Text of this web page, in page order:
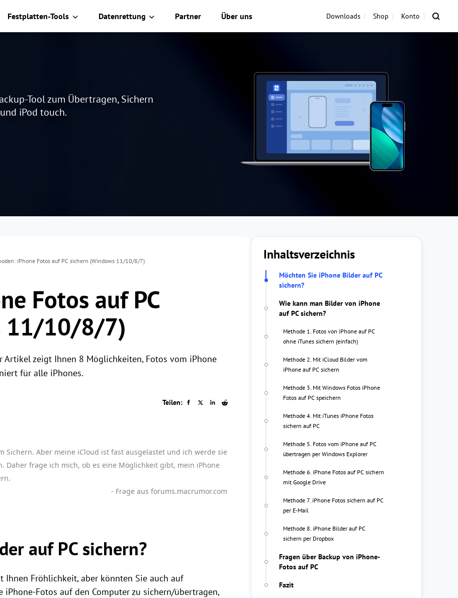
Festplatten-Tools Datenrettung Partner Über uns Downloads Shop Konto
Tool zum Übertragen, Sichern
iPod touch.
iPhone Fotos auf PC sichern (Windows 11/10/8/7)
Fotos auf PC
11/10/8/7)
Artikel zeigt Ihnen 8 Möglichkeiten, Fotos vom iPhone
für alle iPhones.
Teilen:
Sichern. Aber meine iCloud ist fast ausgelastet und ich werde sie
Daher frage ich mich, ob es eine Möglichkeit gibt, mein iPhone
- Frage aus forums.macrumor.com
auf PC sichern?
Ihnen Fröhlichkeit, aber könnten Sie auch auf
iPhone-Fotos auf den Computer zu sichern/übertragen,
Inhaltsverzeichnis
Möchten Sie iPhone Bilder auf PC
sichern?
Wie kann man Bilder von iPhone
auf PC sichern?
Methode 1. Fotos von iPhone auf PC
ohne iTunes sichern (einfach)
Methode 2. Mit iCloud Bilder vom
iPhone auf PC sichern
Methode 3. Mit Windows Fotos iPhone
Fotos auf PC speichern
Methode 4. Mit iTunes iPhone Fotos
sichern auf PC
Methode 5. Fotos vom iPhone auf PC
übertragen per Windows Explorer
Methode 6. iPhone Fotos auf PC sichern
mit Google Drive
Methode 7. iPhone Fotos sichern auf PC
per E-Mail
Methode 8. iPhone Bilder auf PC
sichern per Dropbox
Fragen über Backup von iPhone-
Fotos auf PC
Fazit